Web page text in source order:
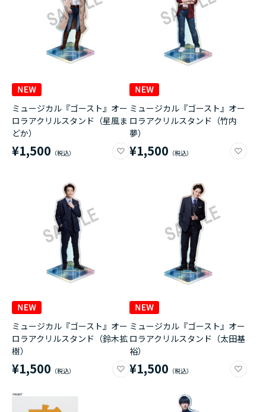
ミュージカル『ゴースト』オー
ロラアクリルスタンド（星風ま
どか）
¥1,500
ミュージカル『ゴースト』オー
ロラアクリルスタンド（竹内
夢）
¥1,500
ミュージカル『ゴースト』オー
ロラアクリルスタンド（鈴木拡
樹）
¥1,500
ミュージカル『ゴースト』オー
ロラアクリルスタンド（太田基
裕）
¥1,500